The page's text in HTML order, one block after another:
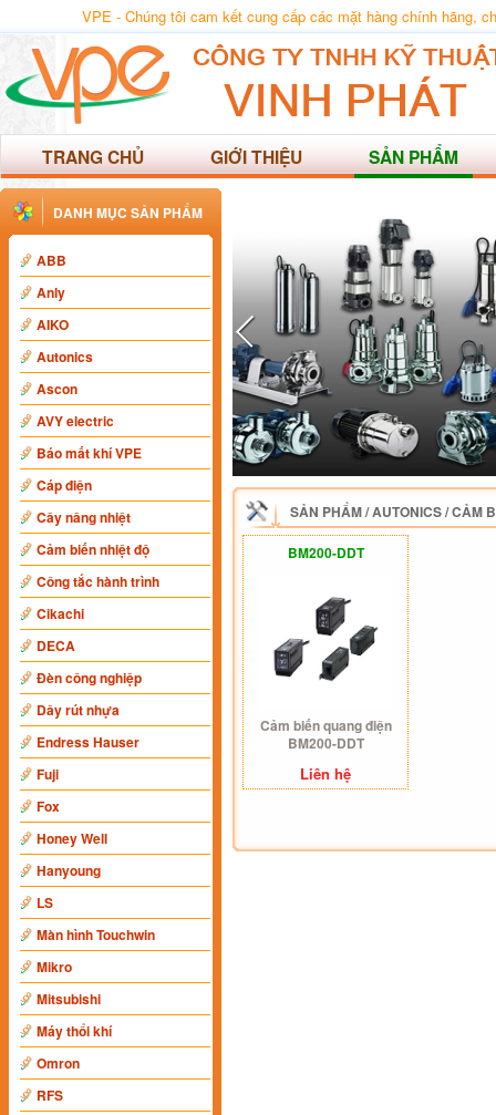
VPE - Chúng tôi cam kết cung cấp các mặt hàng chính hãng,
TRANG CHỦ GIỚI THIỆU SẢN PHẨM
DANH MỤC SẢN PHẨM
ABB
Anly
AIKO
Autonics
Ascon
AVY electric
Báo mất khí VPE
Cáp điện
Cây nâng nhiệt
Cảm biến nhiệt độ
Công tắc hành trình
Cikachi
DECA
Đèn công nghiệp
Dây rút nhựa
Endress Hauser
Fuji
Fox
Honey Well
Hanyoung
LS
Màn hình Touchwin
Mikro
Mitsubishi
Máy thổi khí
Omron
RFS
SẢN PHẨM/AUTONICS/CẢM
BM200-DDT
Cảm biến quang điện
BM200-DDT
Liên hệ